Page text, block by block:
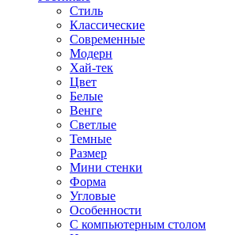
Стиль
Классические
Современные
Модерн
Хай-тек
Цвет
Белые
Венге
Светлые
Темные
Размер
Мини стенки
Форма
Угловые
Особенности
С компьютерным столом